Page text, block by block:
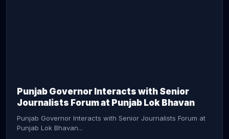
Punjab Governor Interacts with Senior
Journalists Forum at Punjab Lok Bhavan
Punjab Governor Interacts with Senior Journalists Forum at
Punjab Lok Bhavan...